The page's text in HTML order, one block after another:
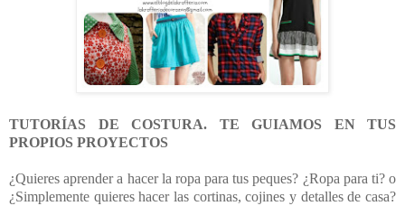
TUTORÍAS DE COSTURA. TE GUIAMOS EN TUS
PROPIOS PROYECTOS
¿Quieres aprender a hacer la ropa para tus peques? ¿Ropa para ti? o
¿Simplemente quieres hacer las cortinas, cojines y detalles de casa?